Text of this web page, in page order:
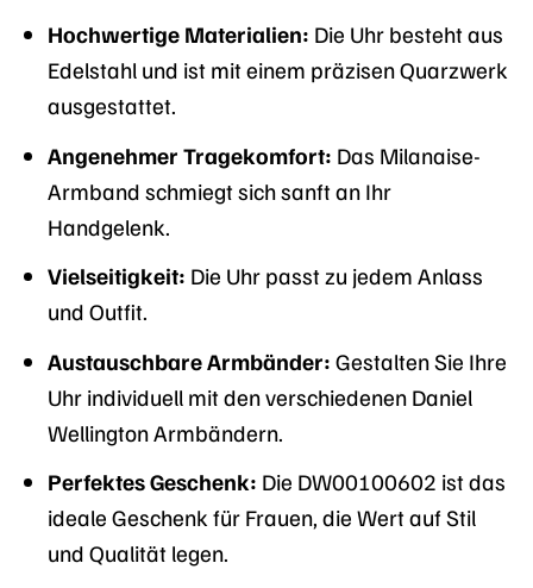
Hochwertige Materialien: Die Uhr besteht aus
Edelstahl und ist mit einem präzisen Quarzwerk
ausgestattet.
Angenehmer Tragekomfort: Das Milanaise-
Armband schmiegt sich sanft an Ihr
Handgelenk.
Vielseitigkeit: Die Uhr passt zu jedem Anlass
und Outfit.
Austauschbare Armbänder: Gestalten Sie Ihre
Uhr individuell mit den verschiedenen Daniel
Wellington Armbändern.
Perfektes Geschenk: Die DW00100602 ist das
ideale Geschenk für Frauen, die Wert auf Stil
und Qualität legen.